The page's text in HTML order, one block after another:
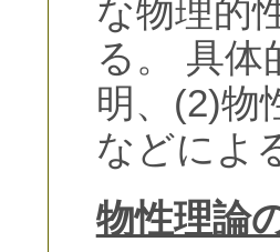
な物理的
る。 具体
明、(2)物
などによ
物性理論